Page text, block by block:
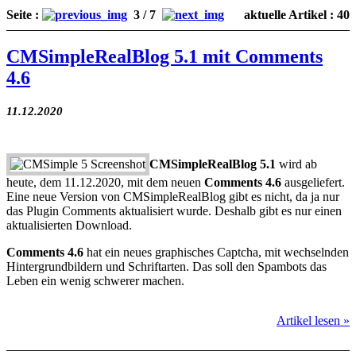
aktuelle Artikel : 40
Seite : 3 / 7
CMSimpleRealBlog 5.1 mit Comments
4.6
11.12.2020
CMSimpleRealBlog 5.1 wird ab
heute, dem 11.12.2020, mit dem neuen Comments 4.6 ausgeliefert.
Eine neue Version von CMSimpleRealBlog gibt es nicht, da ja nur
das Plugin Comments aktualisiert wurde. Deshalb gibt es nur einen
aktualisierten Download.
Comments 4.6 hat ein neues graphisches Captcha, mit wechselnden
Hintergrundbildern und Schriftarten. Das soll den Spambots das
Leben ein wenig schwerer machen.
Artikel lesen »